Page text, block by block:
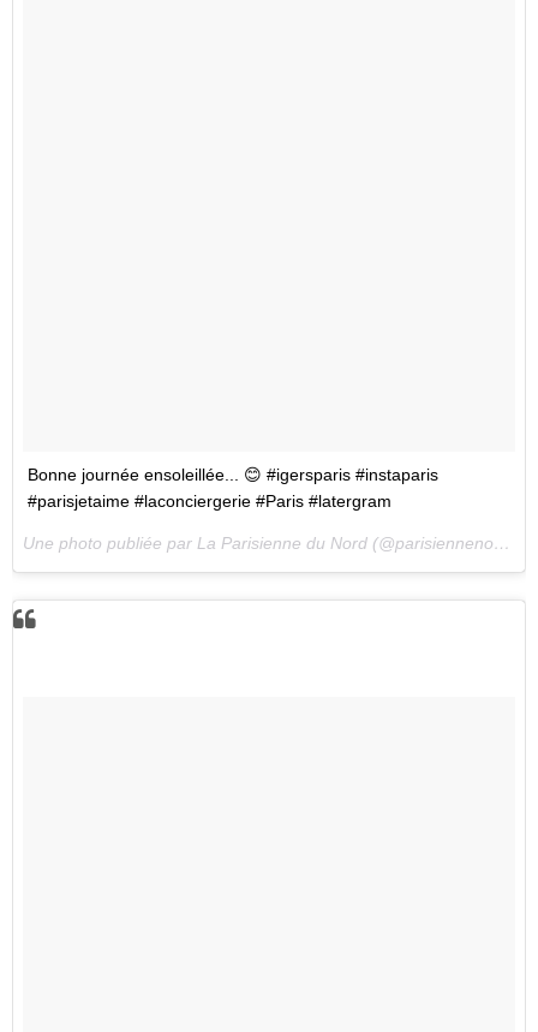
Bonne journée ensoleillée... 😊 #igersparis #instaparis
#parisjetaime #laconciergerie #Paris #latergram
Une photo publiée par La Parisienne du Nord (@parisiennenord) le